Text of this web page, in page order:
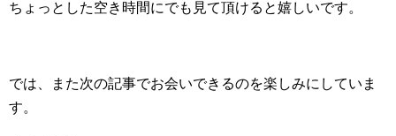
ちょっとした空き時間にでも見て頂けると嬉しいです。
では、また次の記事でお会いできるのを楽しみにしていま
す。